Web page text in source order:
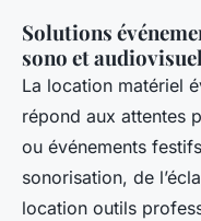
Solutions
sono et
La location matériel
répond aux attentes
ou événements
sonorisation, de
location outils